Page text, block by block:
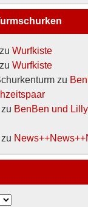
zu Wurfkiste
zu Wurfkiste
zu
zu BenBen und
zu